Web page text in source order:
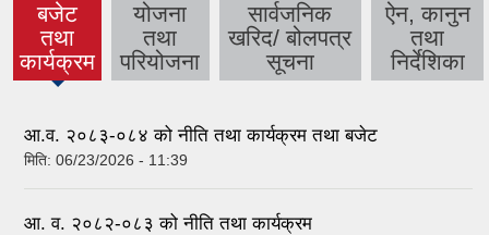
बजेट
तथा
कार्यक्रम
(active
tab)
योजना
तथा
परियोजना
सार्वजनिक
खरिद/ बोलपत्र
सूचना
ऐन, कानुन
तथा
निर्देशिका
आ.व. २०८३-०८४ को नीति तथा कार्यक्रम तथा बजेट
मिति: 06/23/2026 - 11:39
आ. व. २०८२-०८३ को नीति तथा कार्यक्रम